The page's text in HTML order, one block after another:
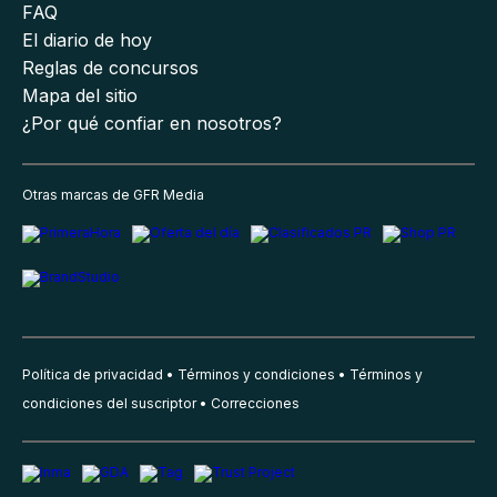
FAQ
El diario de hoy
Reglas de concursos
Mapa del sitio
¿Por qué confiar en nosotros?
Otras marcas de GFR Media
Política de privacidad Términos y condiciones
Términos y
condiciones del suscriptor
Correcciones